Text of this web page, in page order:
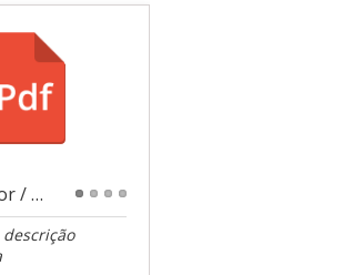
2D Interior / 2D Detalhamento